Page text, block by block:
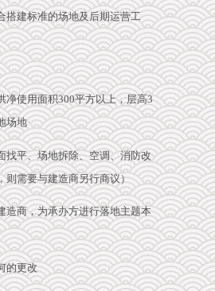
搭建标准的场地及后期运营工
净使用面积300平方以上，层高3
场地
找平、场地拆除、空调、消防改
则需要与建造商另行商议）
造商，为承办方进行落地主题本
的更改